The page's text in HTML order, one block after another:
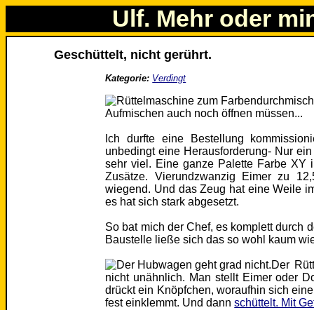
Ulf. Mehr oder
Geschüttelt, nicht gerührt.
Kategorie: Verdingt
Aufmischen auch noch öffnen müssen...
Ich durfte eine Bestellung
unbedingt eine Herausforderung- Nur
sehr viel. Eine ganze Palette Farbe XY
Zusätze. Vierundzwanzig Eimer zu
wiegend. Und das Zeug hat eine Weile
es hat sich stark abgesetzt.
So bat mich der Chef, es komplett durch
Baustelle ließe sich das so wohl kaum
Der
nicht unähnlich. Man stellt Eimer oder
drückt ein Knöpfchen, woraufhin sich
fest einklemmt. Und dannschüttelt. Mit